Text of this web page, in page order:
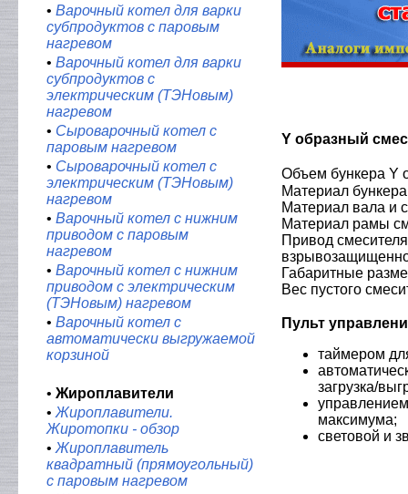
• Варочный котел для варки
субпродуктов с паровым
нагревом
• Варочный котел для варки
субпродуктов с
электрическим (ТЭНовым)
нагревом
• Сыроварочный котел с
паровым нагревом
• Сыроварочный котел с
электрическим (ТЭНовым)
нагревом
• Варочный котел с нижним
приводом с паровым
нагревом
• Варочный котел с нижним
приводом с электрическим
(ТЭНовым) нагревом
• Варочный котел с
автоматически выгружаемой
корзиной
• Жироплавители
• Жироплавители.
Жиротопки - обзор
• Жироплавитель
квадратный (прямоугольный)
с паровым нагревом
Y образный
Объем бункера Y
Материал
Материал вала и
Материал рамы
Привод
Габаритные
Вес пустого
Пульт
таймером
загрузка/
максимума;
световой и